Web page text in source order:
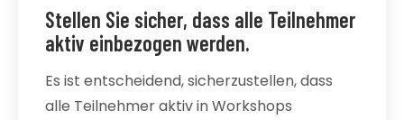
Stellen Sie sicher, dass alle Teilnehmer
aktiv einbezogen werden.
Es ist entscheidend, sicherzustellen, dass
alle Teilnehmer aktiv in Workshops